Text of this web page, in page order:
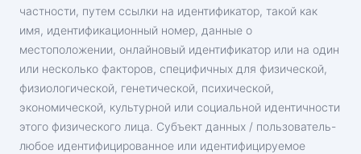
частности, путем ссылки на идентификатор, такой как
имя, идентификационный номер, данные о
местоположении, онлайновый идентификатор или на один
или несколько факторов, специфичных для физической,
физиологической, генетической, психической,
экономической, культурной или социальной идентичности
этого физического лица. Субъект данных / пользователь-
любое идентифицированное или идентифицируемое